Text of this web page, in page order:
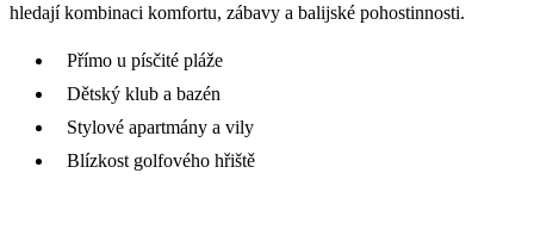
hledají kombinaci komfortu, zábavy a balijské pohostinnosti.
Přímo u písčité pláže
Dětský klub a bazén
Stylové apartmány a vily
Blízkost golfového hřiště